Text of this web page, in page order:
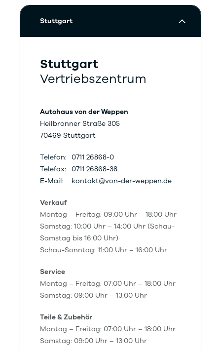
Stuttgart
Stuttgart
Vertriebszentrum
Autohaus von der Weppen
Heilbronner Straße 305
70469 Stuttgart
Telefon: 0711 26868-0
Telefax:
0711 26868-38
E-Mail:
kontakt@von-der-weppen.de
Verkauf
Montag – Freitag: 09:00 Uhr – 18:00 Uhr
Samstag: 10:00 Uhr – 14:00 Uhr (Schau-
Samstag bis 16:00 Uhr)
Schau-Sonntag: 11:00 Uhr – 16:00 Uhr
Service
Montag – Freitag: 07:00 Uhr – 18:00 Uhr
Samstag: 09:00 Uhr – 13:00 Uhr
Teile & Zubehör
Montag – Freitag: 07:00 Uhr – 18:00 Uhr
Samstag: 09:00 Uhr – 13:00 Uhr